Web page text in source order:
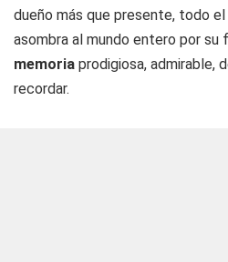
dueño más que presente, todo
asombra al mundo entero por su
memoria prodigiosa, admirable,
recordar.